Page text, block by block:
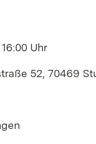
Uhr
52, 70469